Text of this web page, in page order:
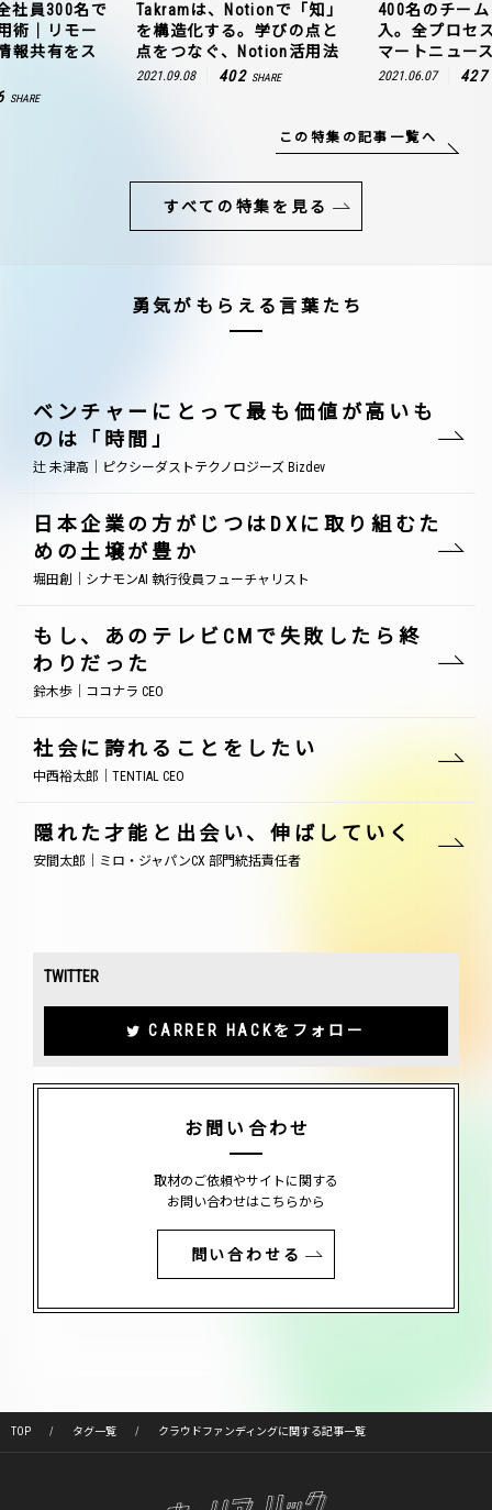
社員300名で
術｜リモー
報共有をス
SHARE
Takramは、Notionで「知」
を構造化する。学びの点と
点をつなぐ、Notion活用法
2021.09.08 402 SHARE
400名のチー
入。全プロセ
マートニュー
2021.06.07 427
この特集の記事一覧へ
すべての特集を見る
勇気がもらえる言葉たち
ベンチャーにとって最も価値が高いも
のは「時間」
辻 未津高｜ピクシーダストテクノロジーズ Bizdev
日本企業の方がじつはDXに取り組むた
めの土壌が豊か
堀田創｜シナモンAI 執行役員フューチャリスト
もし、あのテレビCMで失敗したら終
わりだった
鈴木歩｜ココナラ CEO
社会に誇れることをしたい
中西裕太郎｜TENTIAL CEO
隠れた才能と出会い、伸ばしていく
安間太郎｜ミロ・ジャパンCX 部門統括責任者
TWITTER
CARRER HACKをフォロー
お問い合わせ
取材のご依頼やサイトに関する
お問い合わせはこちらから
問い合わせる
TOP タグ一覧 クラウドファンディングに関する記事一覧